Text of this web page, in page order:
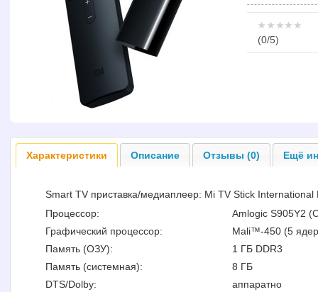
(0/5)
Характеристики Описание Отзывы (0) Ещё
Smart TV приставка/медиаплеер: Mi TV Stick International
Процессор:
Amlogic S905Y2
Графический процессор:
Mali™-450 (5
Память (ОЗУ):
1 ГБ DDR3
Память (системная):
8 ГБ
DTS/Dolby:
аппаратно